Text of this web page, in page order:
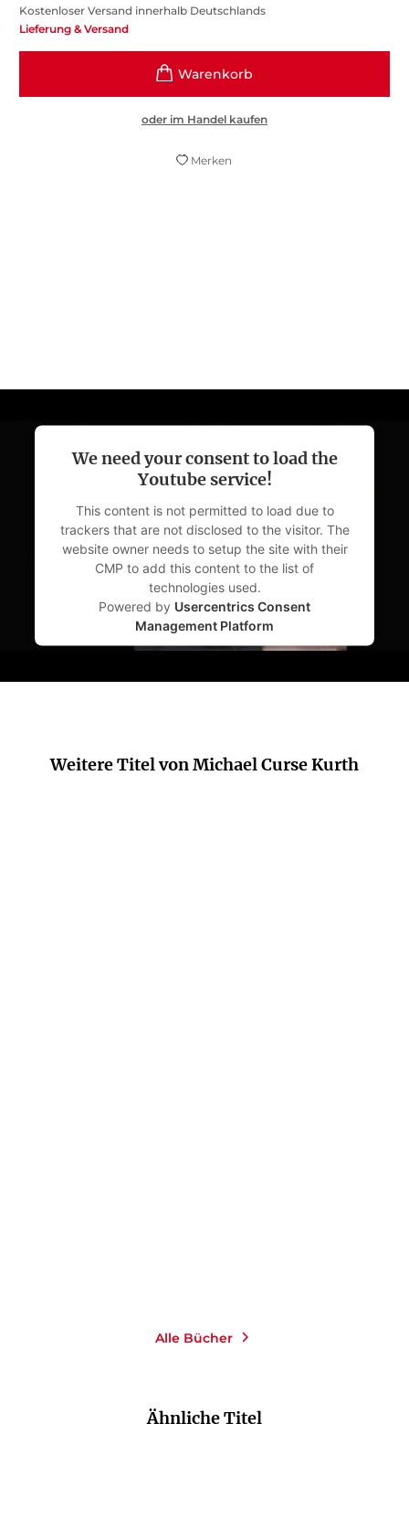
Kostenloser Versand innerhalb Deutschlands
Lieferung & Versand
oder im Handel kaufen
Merken
We need your consent to load the
Youtube service!
This content is not permitted to load due to
trackers that are not disclosed to the visitor. The
website owner needs to setup the site with their
CMP to add this content to the list of
technologies used.
Powered by Usercentrics Consent
Management Platform
Weitere Titel von Michael Curse Kurth
Alle Bücher
Ähnliche Titel